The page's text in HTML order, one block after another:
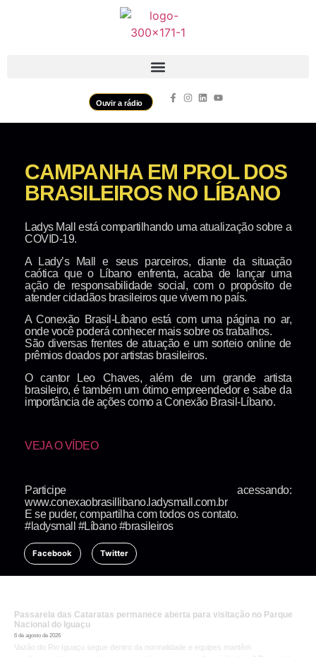
Ouvir a rádio
CAMPANHA EM PROL DOS
BRASILEIROS NO LÍBANO
Ladys Mall está compartilhando uma atualização sobre a
COVID-19.
A Lady’s Mall e seus parceiros, diante da situação
caótica que o Líbano enfrenta, acaba de lançar uma
ação de responsabilidade social, com o propósito de
atender cidadãos brasileiros que vivem no país.
A Conexão Brasil-Líbano está com uma página no ar,
onde você poderá conhecer mais sobre os trabalhos.
São diversas frentes de atuação e um sorteio online de
prêmios doados por artistas brasileiros.
O cantor Leo Chaves, além de um grande artista
brasileiro, é também um ótimo empreendedor e sabe da
importância de ações como a Conexão Brasil-Líbano.
VEJA O VÍDEO
Participe acessando:
www.conexaobrasillibano.ladysmall.com.br
E se puder, compartilha com todos os contato.
#ladysmall #Líbano #brasileiros
Facebook Twitter
Passarela das Cataratas permanece aberta para visitação no Parque
Nacional do Iguaçu
6 de agosto de 2026
Vazão do Rio Iguaçu segue dentro da normalidade e equipes mantêm